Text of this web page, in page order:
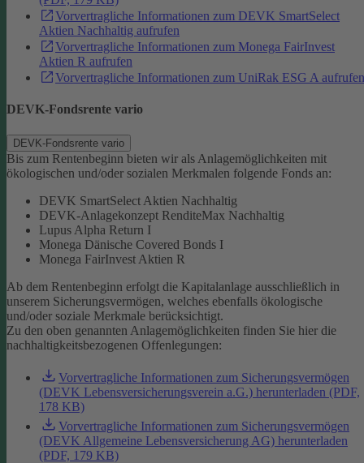
Vorvertragliche Informationen zum DEVK SmartSelect
Aktien Nachhaltig aufrufen
Vorvertragliche Informationen zum Monega FairInvest
Aktien R aufrufen
Vorvertragliche Informationen zum UniRak ESG A aufrufen
DEVK-Fondsrente vario
DEVK-Fondsrente vario
Bis zum Rentenbeginn bieten wir als Anlagemöglichkeiten mit
ökologischen und/oder sozialen Merkmalen folgende Fonds an:
DEVK SmartSelect Aktien Nachhaltig
DEVK-Anlagekonzept RenditeMax Nachhaltig
Lupus Alpha Return I
Monega Dänische Covered Bonds I
Monega FairInvest Aktien R
Ab dem Rentenbeginn erfolgt die Kapitalanlage ausschließlich in
unserem Sicherungsvermögen, welches ebenfalls ökologische
und/oder soziale Merkmale berücksichtigt.
Zu den oben genannten Anlagemöglichkeiten finden Sie hier die
nachhaltigkeitsbezogenen Offenlegungen:
Vorvertragliche Informationen zum Sicherungsvermögen
(DEVK Lebensversicherungsverein a.G.) herunterladen (PDF,
178 KB)
Vorvertragliche Informationen zum Sicherungsvermögen
(DEVK Allgemeine Lebensversicherung AG) herunterladen
(PDF, 179 KB)